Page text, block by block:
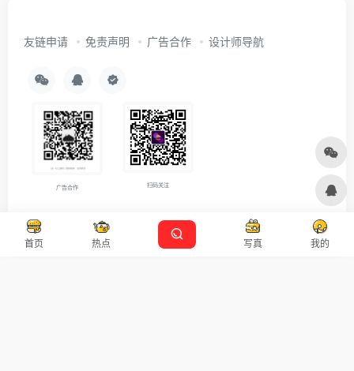
首页 热点 写真 我的
友链申请 免责声明 广告合作 设计师导航
广告合作 扫码关注
Copyright © 2026沪ICP备2021007899号-5 Designed by 设计资源